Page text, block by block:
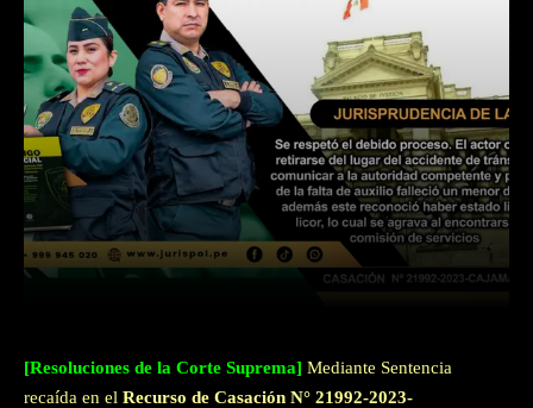
WhatsApp
[Resoluciones de la Corte Suprema] Mediante Sentencia
recaída en el Recurso de Casación N° 21992-2023-